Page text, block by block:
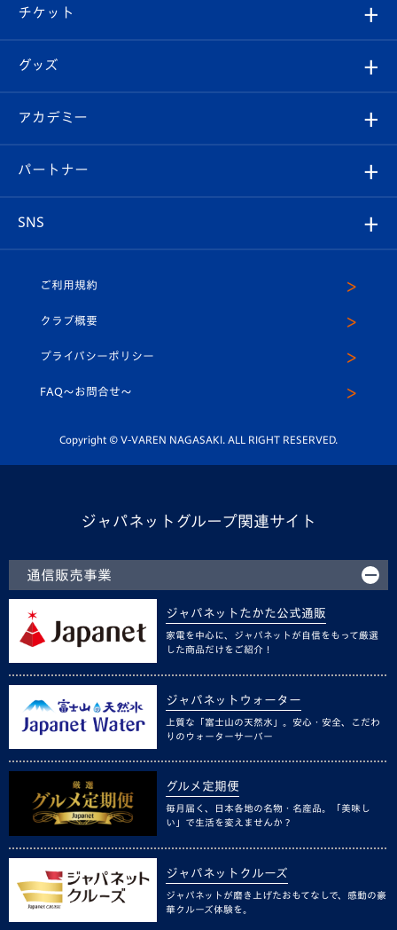
チケット
イベント
メディア
ホームタウン
エンブレム紹介
スタッフプロフィール
マスコット紹介
平和祈念活動
ホームタウン活動
はじめての観戦ガイド
Revive Team
ヴィヴィくんの長崎おもてなしガイド
試合日程/結果
フォトギャラリー
スタジアムグルメ
チケット
チケット
V-LOVERS（ファンクラブ）
プレイヤーズスイート
グッズ
オンラインショップ
店舗情報
アカデミー
育成からのお知らせ
U-18
スクール
パートナー
SNS
ヴィヴィくんインスタグラム
公式LINE＠
ご利用規約
クラブ概要
プライバシーポリシー
FAQ〜お問合せ〜
Copyright © V-VAREN NAGASAKI. ALL RIGHT RESERVED.
ジャパネットグループ関連サイト
通信販売事業
ジャパネットたかた公式通販
家電を中心に、ジャパネットが自信をもって厳選
した商品だけをご紹介！
ジャパネットウォーター
上質な「富士山の天然水」。安心・安全、こだわ
りのウォーターサーバー
グルメ定期便
毎月届く、日本各地の名物・名産品。「美味し
い」で生活を変えませんか？
ジャパネットクルーズ
ジャパネットが磨き上げたおもてなしで、感動の豪
華クルーズ体験を。